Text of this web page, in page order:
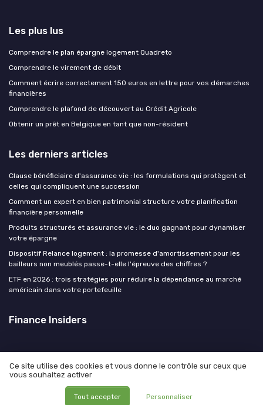
Les plus lus
Comprendre le plan épargne logement Quadreto
Comprendre le virement de débit
Comment écrire correctement 150 euros en lettre pour vos démarches
financières
Comprendre le plafond de découvert au Crédit Agricole
Obtenir un prêt en Belgique en tant que non-résident
Les derniers articles
Clause bénéficiaire d'assurance vie : les formulations qui protègent et
celles qui compliquent une succession
Comment un expert en bien patrimonial structure votre planification
financière personnelle
Produits structurés et assurance vie : le duo gagnant pour dynamiser
votre épargne
Dispositif Relance logement : la promesse d'amortissement pour les
bailleurs non meublés passe-t-elle l'épreuve des chiffres ?
ETF en 2026 : trois stratégies pour réduire la dépendance au marché
américain dans votre portefeuille
Finance Insiders
Mentions légales
© Finance Insiders 2026
Ce site utilise des cookies et vous donne le contrôle sur ceux que
vous souhaitez activer
Tout accepter Personnaliser